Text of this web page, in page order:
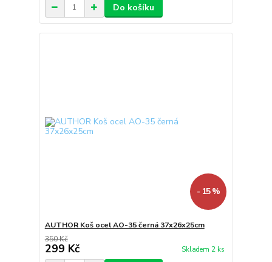
Do košíku
- 15 %
AUTHOR Koš ocel AO-35 černá 37x26x25cm
350 Kč
299 Kč Skladem 2 ks